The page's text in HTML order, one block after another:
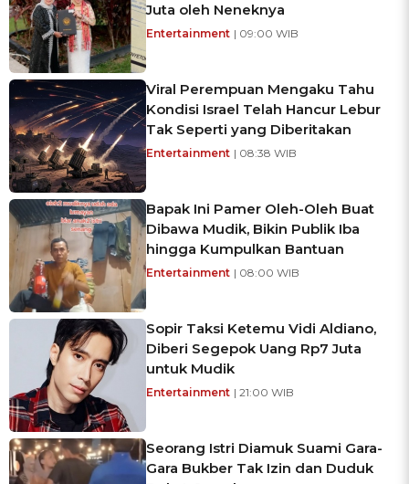
Juta oleh Neneknya
Entertainment | 09:00 WIB
Viral Perempuan Mengaku Tahu
Kondisi Israel Telah Hancur Lebur
Tak Seperti yang Diberitakan
Entertainment | 08:38 WIB
Bapak Ini Pamer Oleh-Oleh Buat
Dibawa Mudik, Bikin Publik Iba
hingga Kumpulkan Bantuan
Entertainment | 08:00 WIB
Sopir Taksi Ketemu Vidi Aldiano,
Diberi Segepok Uang Rp7 Juta
untuk Mudik
Entertainment | 21:00 WIB
Seorang Istri Diamuk Suami Gara-
Gara Bukber Tak Izin dan Duduk